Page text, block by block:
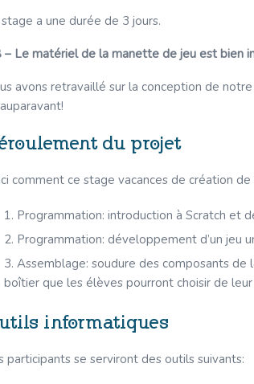
a une durée de 3 jours.
– Le matériel de la manette de jeu est bien
avons retravaillé sur la conception de
du projet
comment ce stage vacances de création
Programmation: introduction à Scratch et
Programmation: développement d’un jeu
Assemblage: soudure des composants
boîtier que les élèves pourront choisir de
informatiques
participants se serviront des outils suivants: